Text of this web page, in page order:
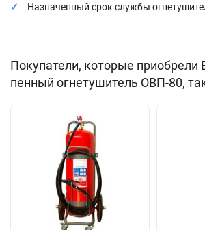
Назначенный срок службы
Покупатели, которые приобрели
пенный огнетушитель ОВП-80,